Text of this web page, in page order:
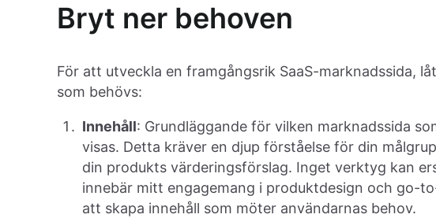
Bryt ner behoven
För att utveckla en framgångsrik SaaS-marknadssida,
som behövs:
Innehåll: Grundläggande för vilken marknadssida
visas. Detta kräver en djup förståelse för din
din produkts värderingsförslag. Inget verktyg kan
innebär mitt engagemang i produktdesign och go-
att skapa innehåll som möter användarnas behov.